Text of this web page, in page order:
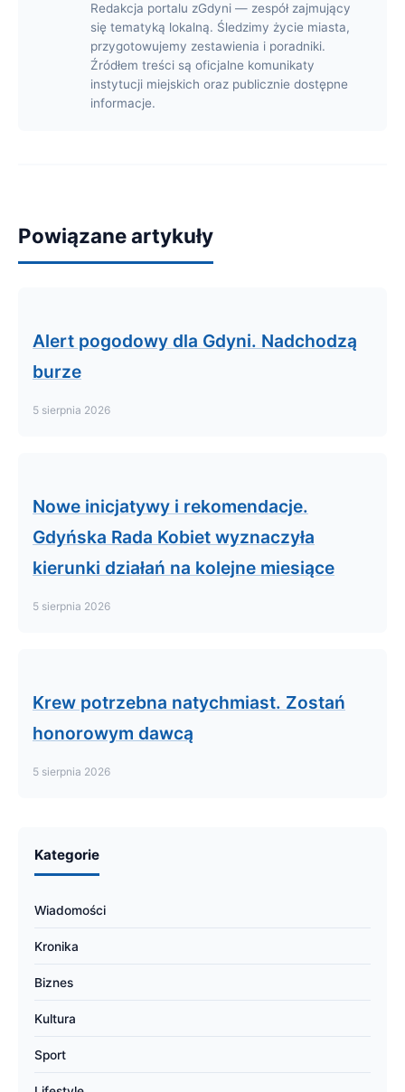
Redakcja portalu zGdyni — zespół zajmujący
się tematyką lokalną. Śledzimy życie miasta,
przygotowujemy zestawienia i poradniki.
Źródłem treści są oficjalne komunikaty
instytucji miejskich oraz publicznie dostępne
informacje.
Powiązane artykuły
Alert pogodowy dla Gdyni. Nadchodzą
burze
5 sierpnia 2026
Nowe inicjatywy i rekomendacje.
Gdyńska Rada Kobiet wyznaczyła
kierunki działań na kolejne miesiące
5 sierpnia 2026
Krew potrzebna natychmiast. Zostań
honorowym dawcą
5 sierpnia 2026
Kategorie
Wiadomości
Kronika
Biznes
Kultura
Sport